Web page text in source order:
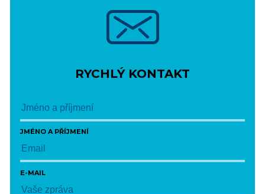
RYCHLÝ KONTAKT
JMÉNO A PŘÍJMENÍ
E-MAIL